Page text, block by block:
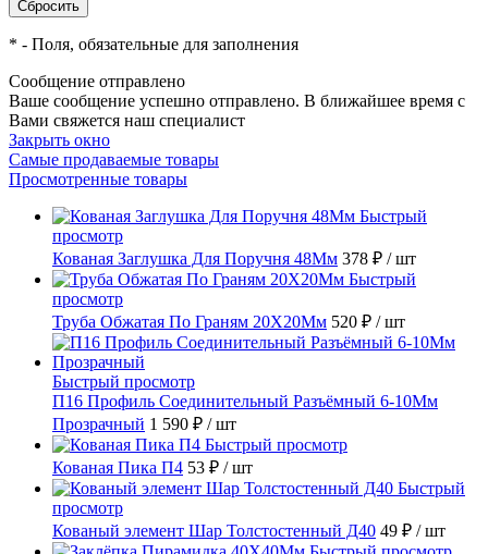
* - Поля, обязательные для заполнения
Сообщение отправлено
Ваше сообщение успешно отправлено. В ближайшее время с
Вами свяжется наш специалист
Закрыть окно
Самые продаваемые товары
Просмотренные товары
Быстрый
просмотр
Кованая Заглушка Для Поручня 48Мм 378 ₽ / шт
Быстрый
просмотр
Труба Обжатая По Граням 20X20Мм 520 ₽ / шт
Быстрый просмотр
П16 Профиль Соединительный Разъёмный 6-10Мм
Прозрачный 1 590 ₽ / шт
Быстрый просмотр
Кованая Пика П4 53 ₽ / шт
Быстрый
просмотр
Кованый элемент Шар Толстостенный Д40 49 ₽ / шт